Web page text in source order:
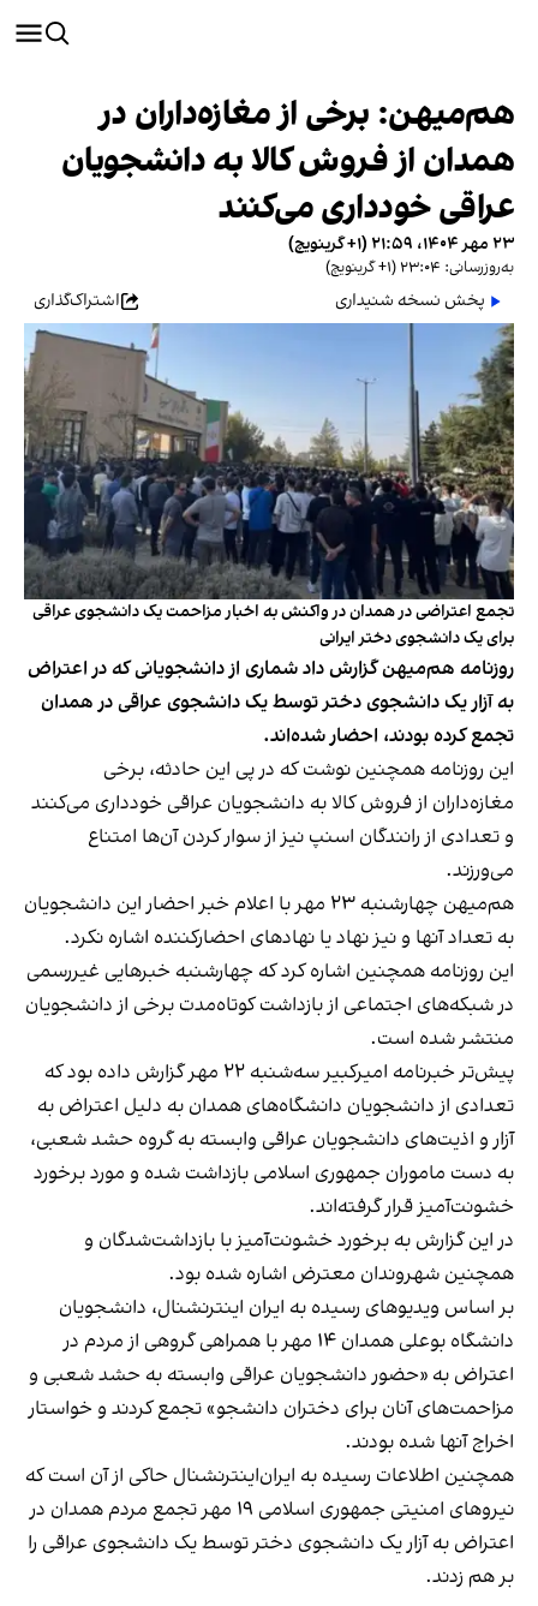
هم‌میهن: برخی از مغازه‌داران در
همدان از فروش کالا به دانشجویان
عراقی خودداری ‌می‌کنند
۲۳ مهر ۱۴۰۴، ۲۱:۵۹ (‎+۱ گرینویچ)
به‌روزرسانی: ۲۳:۰۴ (‎+۱ گرینویچ)
پخش نسخه شنیداری اشتراک‌گذاری
تجمع اعتراضی در همدان در واکنش به اخبار مزاحمت یک دانشجوی عراقی
برای یک دانشجوی دختر ایرانی
روزنامه هم‌میهن گزارش داد شماری از دانشجویانی که در اعتراض
به آزار یک دانشجوی دختر توسط یک دانشجوی عراقی در همدان
تجمع کرده بودند، احضار شده‌اند.
این روزنامه همچنین نوشت که در پی این حادثه، برخی
مغازه‌داران از فروش کالا به دانشجویان عراقی خودداری می‌کنند
و تعدادی از رانندگان اسنپ نیز از سوار کردن آن‌ها امتناع
می‌ورزند.
هم‌میهن چهارشنبه ۲۳ مهر با اعلام خبر احضار این دانشجویان
به تعداد آنها و نیز نهاد یا نهادهای احضارکننده اشاره نکرد.
این روزنامه همچنین اشاره کرد که چهارشنبه خبرهایی غیررسمی
در شبکه‌های اجتماعی از بازداشت کوتاه‌مدت برخی از دانشجویان
منتشر شده است.
پیش‌تر خبرنامه امیرکبیر سه‌شنبه ۲۲ مهر گزارش داده بود که
تعدادی از دانشجویان دانشگاه‌های همدان به دلیل اعتراض به
آزار و اذیت‌های دانشجویان عراقی وابسته به گروه حشد شعبی،
به دست ماموران جمهوری اسلامی بازداشت شده‌ و مورد برخورد
خشونت‌آمیز قرار گرفته‌اند.
در این گزارش به برخورد خشونت‌آمیز با بازداشت‌شدگان و
همچنین شهروندان معترض اشاره شده بود.
بر اساس ویدیوهای رسیده به ایران اینترنشنال، دانشجویان
دانشگاه بوعلی همدان ۱۴ مهر با همراهی گروهی از مردم در
اعتراض به «حضور دانشجویان عراقی وابسته به حشد شعبی و
مزاحمت‌های آنان برای دختران دانشجو» تجمع کردند و خواستار
اخراج آنها شده بودند.
همچنین اطلاعات رسیده به ایران‌اینترنشنال حاکی از آن است که
نیروهای امنیتی جمهوری اسلامی ۱۹ مهر تجمع مردم همدان در
اعتراض به آزار یک دانشجوی دختر توسط یک دانشجوی عراقی را
بر هم زدند.